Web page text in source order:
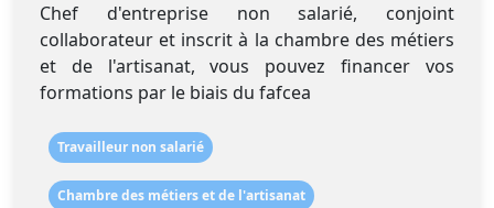
Chef d'entreprise non salarié, conjoint
collaborateur et inscrit à la chambre des métiers
et de l'artisanat, vous pouvez financer vos
formations par le biais du fafcea
Travailleur non salarié
Chambre des métiers et de l'artisanat